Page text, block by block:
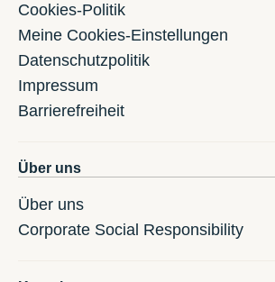
Cookies-Politik
Meine Cookies-Einstellungen
Datenschutzpolitik
Impressum
Barrierefreiheit
Über uns
Über uns
Corporate Social Responsibility